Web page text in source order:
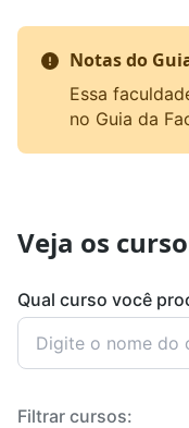
Notas do
Essa
no Guia da
Veja os
Qual curso você
Filtrar cursos: